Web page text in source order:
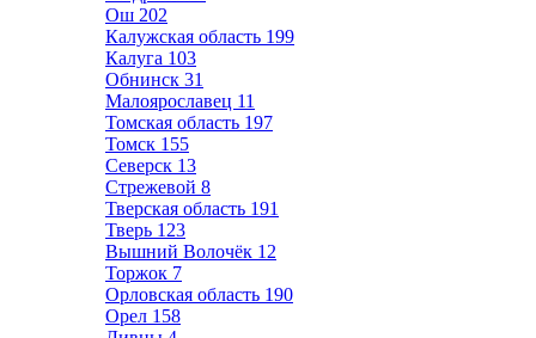
Ош 202
Калужская область 199
Калуга 103
Обнинск 31
Малоярославец 11
Томская область 197
Томск 155
Северск 13
Стрежевой 8
Тверская область 191
Тверь 123
Вышний Волочёк 12
Торжок 7
Орловская область 190
Орел 158